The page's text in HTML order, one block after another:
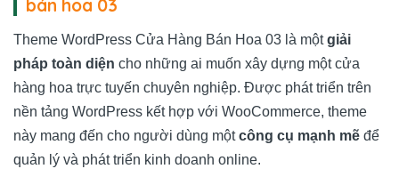
bán hoa 03
Theme WordPress Cửa Hàng Bán Hoa 03 là mộtgiải
pháp toàn diện cho những ai muốn xây dựng một cửa
hàng hoa trực tuyến chuyên nghiệp. Được phát triển trên
nền tảng WordPress kết hợp với WooCommerce, theme
này mang đến cho người dùng mộtcông cụ mạnh mẽ để
quản lý và phát triển kinh doanh online.